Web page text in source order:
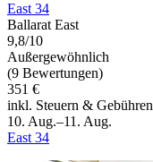
East 34
Ballarat East
9,8/10
Außergewöhnlich
(9 Bewertungen)
351 €
inkl. Steuern & Gebühren
10. Aug.–11. Aug.
East 34